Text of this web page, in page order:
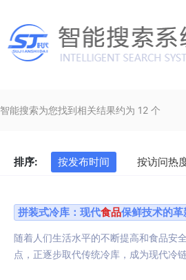
智能搜索为您找到相关结果约为 12 个
排序: 按发布时间 按访问热
拼装式冷库：现代食品保鲜技术的
随着人们生活水平的不断提高和食品安
点，正逐步取代传统冷库，成为现代冷